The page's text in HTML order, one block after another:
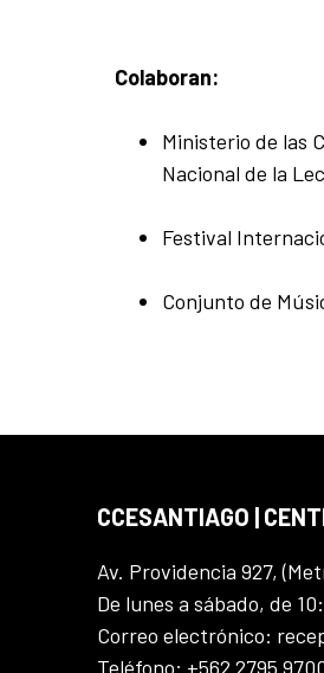
Colaboran:
Ministerio de las
Nacional de la
Festival
Conjunto de
CCESANTIAGO |
Av. Providencia 927,
De lunes a sábado, de
Correo electrónico:
Teléfono: +562 2795